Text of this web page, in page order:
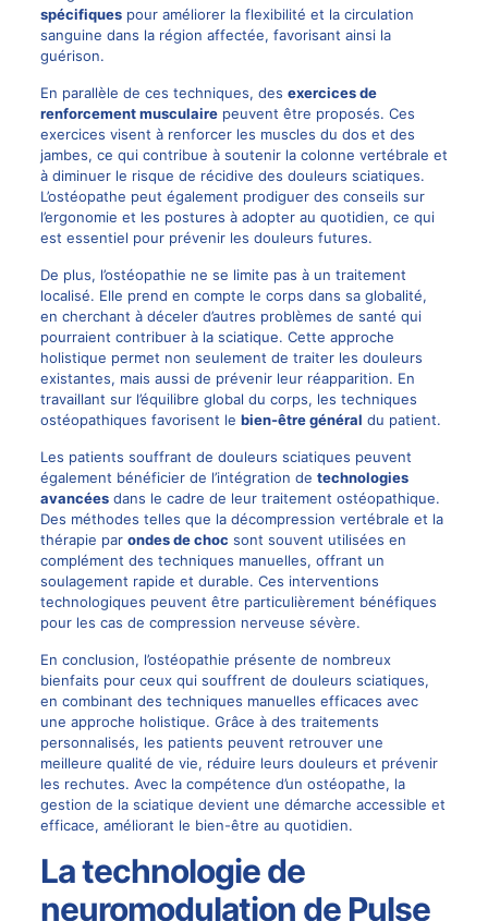
spécifiquespour améliorer la flexibilité et la circulation
sanguine dans la région affectée, favorisant ainsi la
guérison.
En parallèle de ces techniques, des exercices de
renforcement musculairepeuvent être proposés. Ces
exercices visent à renforcer les muscles du dos et des
jambes, ce qui contribue à soutenir la colonne vertébrale et
à diminuer le risque de récidive des douleurs sciatiques.
L’ostéopathe peut également prodiguer des conseils sur
l’ergonomie et les postures à adopter au quotidien, ce qui
est essentiel pour prévenir les douleurs futures.
De plus, l’ostéopathie ne se limite pas à un traitement
localisé. Elle prend en compte le corps dans sa globalité,
en cherchant à déceler d’autres problèmes de santé qui
pourraient contribuer à la sciatique. Cette approche
holistique permet non seulement de traiter les douleurs
existantes, mais aussi de prévenir leur réapparition. En
travaillant sur l’équilibre global du corps, les techniques
ostéopathiques favorisent le bien-être général du patient.
Les patients souffrant de douleurs sciatiques peuvent
également bénéficier de l’intégration de technologies
avancéesdans le cadre de leur traitement ostéopathique.
Des méthodes telles que la décompression vertébrale et la
thérapie par ondes de choc sont souvent utilisées en
complément des techniques manuelles, offrant un
soulagement rapide et durable. Ces interventions
technologiques peuvent être particulièrement bénéfiques
pour les cas de compression nerveuse sévère.
En conclusion, l’ostéopathie présente de nombreux
bienfaits pour ceux qui souffrent de douleurs sciatiques,
en combinant des techniques manuelles efficaces avec
une approche holistique. Grâce à des traitements
personnalisés, les patients peuvent retrouver une
meilleure qualité de vie, réduire leurs douleurs et prévenir
les rechutes. Avec la compétence d’un ostéopathe, la
gestion de la sciatique devient une démarche accessible et
efficace, améliorant le bien-être au quotidien.
La technologie de
neuromodulation de Pulse